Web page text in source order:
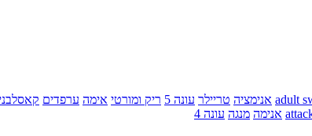
adult אנימציה טריילר עונה 5 ריק ומורטי אימה ערפדים
אנימה מנגה עונה 4